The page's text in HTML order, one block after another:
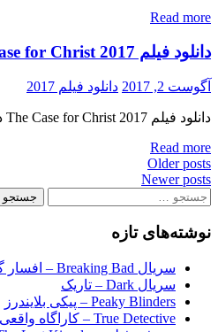
Read more
دانلود فيلم The Case for Christ 2017
آگوست 2, 2017 دانلود فیلم 2017
دانلود فيلم The Case for Christ 2017 دانلود فيلم The Case for Christ 2017 لینک مستقیم دانلود فيلم The Case for Christ 2017 با کیفیت با کیفیت عالی (720p WEB-DL) « دانلود رایگان با لینک […]
Read more
Posts
navigation
Older posts
Newer posts
جستجو
نوشته‌های تازه
سریال Breaking Bad – افسار گسیخته
سریال Dark – تاریک
Peaky Blinders – پیکی بلایندرز
True Detective – کاراگاه واقعی